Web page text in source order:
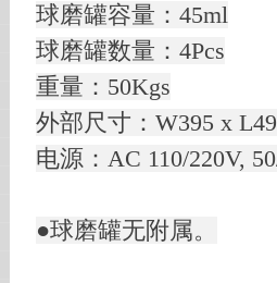
球磨罐容量：45ml
球磨罐数量：4Pcs
重量：50Kgs
外部尺寸：W395 x
电源：AC 110/220V,
●球磨罐无附属。